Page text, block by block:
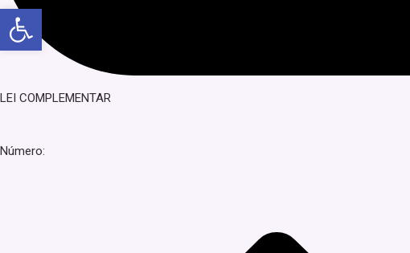
Abrir a barra de ferramentas
LEI COMPLEMENTAR
Número: